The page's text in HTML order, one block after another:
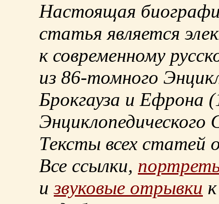
Настоящая
статья является
к современному
из 86-томного
Брокгауза и Ефрона
Энциклопедического
Тексты всех статей
Все ссылки,
извуковые отрывки